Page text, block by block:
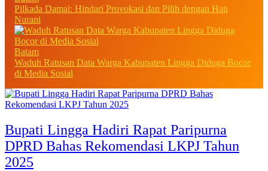
Pilkada Damai: Hindari Provokasi dan Pilih dengan Hati
Nurani
Batam
Waduh Ratusan Data Warga Kabupaten Lingga Diduga Bocor
di Media Sosial
Bupati Lingga Hadiri Rapat Paripurna
DPRD Bahas Rekomendasi LKPJ Tahun
2025